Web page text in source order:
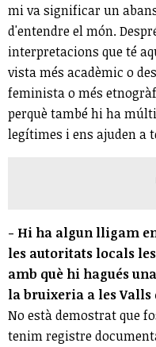
mi va significar un
d'entendre el món.
interpretacions que té
vista més acadèmic o
feminista o més
perquè també hi ha
legítimes i ens ajuden a
- Hi ha algun lligam
les autoritats locals
amb què hi hagués
la bruixeria a les Valls
No està demostrat que
tenim registre